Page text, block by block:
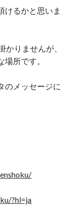
けるかと思いま
かりませんが、
所です。
のメッセージに
?hl=ja